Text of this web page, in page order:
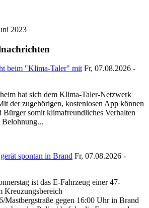
2023
beim "Klima-Taler" mit Fr, 07.08.2026 -
hat sich dem Klima-Taler-Netzwerk
der zugehörigen, kostenlosen App können
Bürger somit klimafreundliches Verhalten
spontan in Brand Fr, 07.08.2026 -
ist das E-Fahrzeug einer 47-
Kreuzungsbereich
Mastbergstraße gegen 16:00 Uhr in Brand